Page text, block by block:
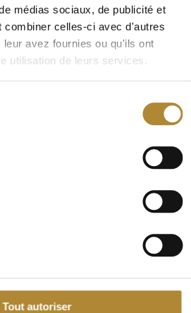
médias sociaux, de publicité et
combiner celles-ci avec d'autres
avez fournies ou qu'ils ont
utilisation de leurs services.
Tout autoriser
rubis profonde avec des reflets
dégage des senteurs de fruits
assorties de notes de garrigue et
chaleureuse, construite
se prolonge sur des arômes de
d'une pièce de
rouge grillée, un gibier en